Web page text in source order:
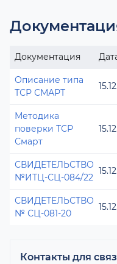
Документация
Описание типа
ТСР СМАРТ
Методика
поверки ТСР
Смарт
СВИДЕТЕЛЬСТВО
№ИТЦ-СЦ-084/22
СВИДЕТЕЛЬСТВО
№ СЦ-081-20
Контакты для